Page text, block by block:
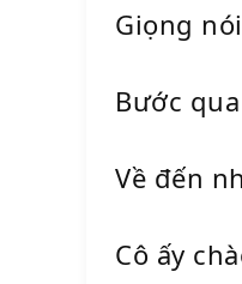
Giọng
Bước
Về đến
Cô ấy